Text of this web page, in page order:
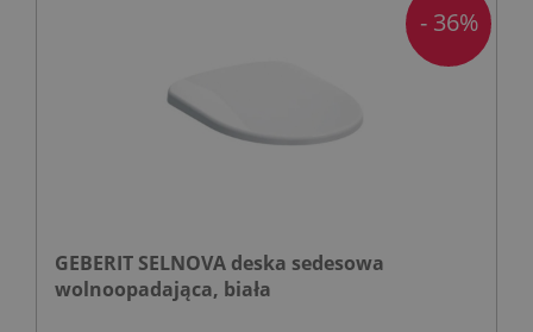
GEBERIT SELNOVA deska sedesowa
wolnoopadająca, biała
- 36%